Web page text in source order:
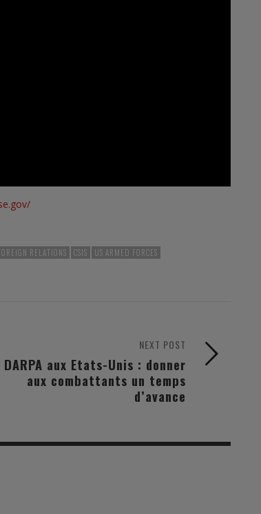
RELATIONS CSIS
US ARMED FORCES
NEXT POST
DARPA aux Etats-Unis : donner
aux combattants un temps
d’avance